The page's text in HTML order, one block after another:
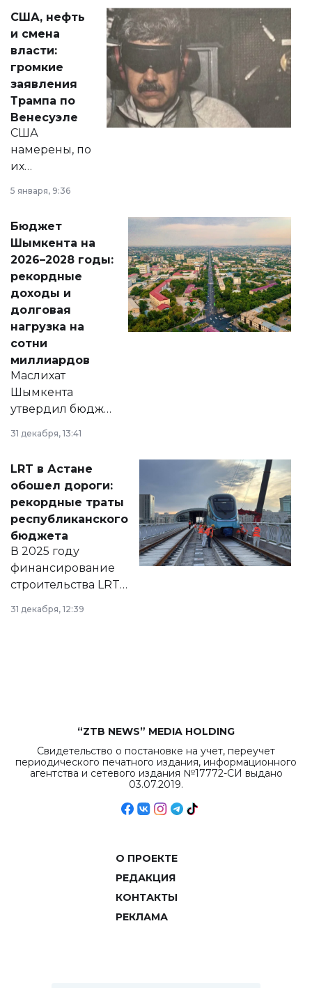
актуальных тем —
от слухов о
политических
реформах до
вопросов армии,
экономики и
личного здоровья.
США, нефть
и смена
власти:
громкие
заявления
Трампа по
Венесуэле
США
намерены, по
их
принести
народу
Венесуэлы.
5 января, 9:36
Бюджет
Шымкента на
2026–2028 годы:
рекордные
доходы и
долговая
нагрузка на
сотни
миллиардов
Маслихат
Шымкента
утвердил бюджет
города на 2026–
2028 годы.
документ
появился в базе
нормативных
правовых актов и
на сайте маслихат
города.
31 декабря, 13:41
LRT в Астане
обошел дороги:
рекордные траты
республиканского
бюджета
В 2025 году
финансирование
строительства LRT
в Астане из
республиканского
31 декабря, 12:39
“ZTB NEWS” MEDIA HOLDING
Свидетельство о постановке на учет, переучет
периодического печатного издания, информационного
агентства и сетевого издания №17772-СИ выдано
03.07.2019.
О ПРОЕКТЕ
РЕДАКЦИЯ
КОНТАКТЫ
РЕКЛАМА